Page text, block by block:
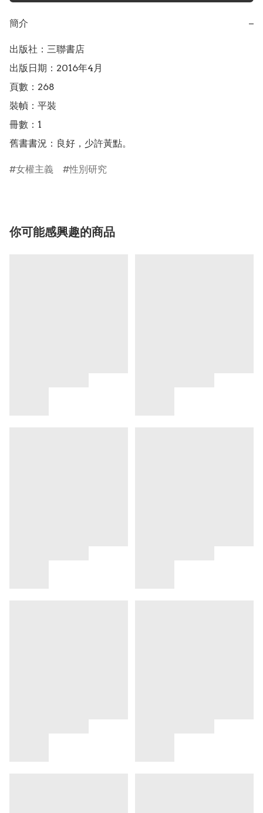
簡介 −
出版社：三聯書店
出版日期：2016年4月
頁數：268
裝幀：平裝
冊數：1
舊書書況：良好，少許黃點。
女權主義 性別研究
你可能感興趣的商品